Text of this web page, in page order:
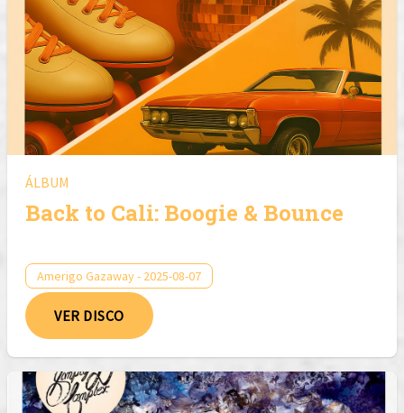
ÁLBUM
Back to Cali: Boogie & Bounce
Amerigo Gazaway - 2025-08-07
VER DISCO